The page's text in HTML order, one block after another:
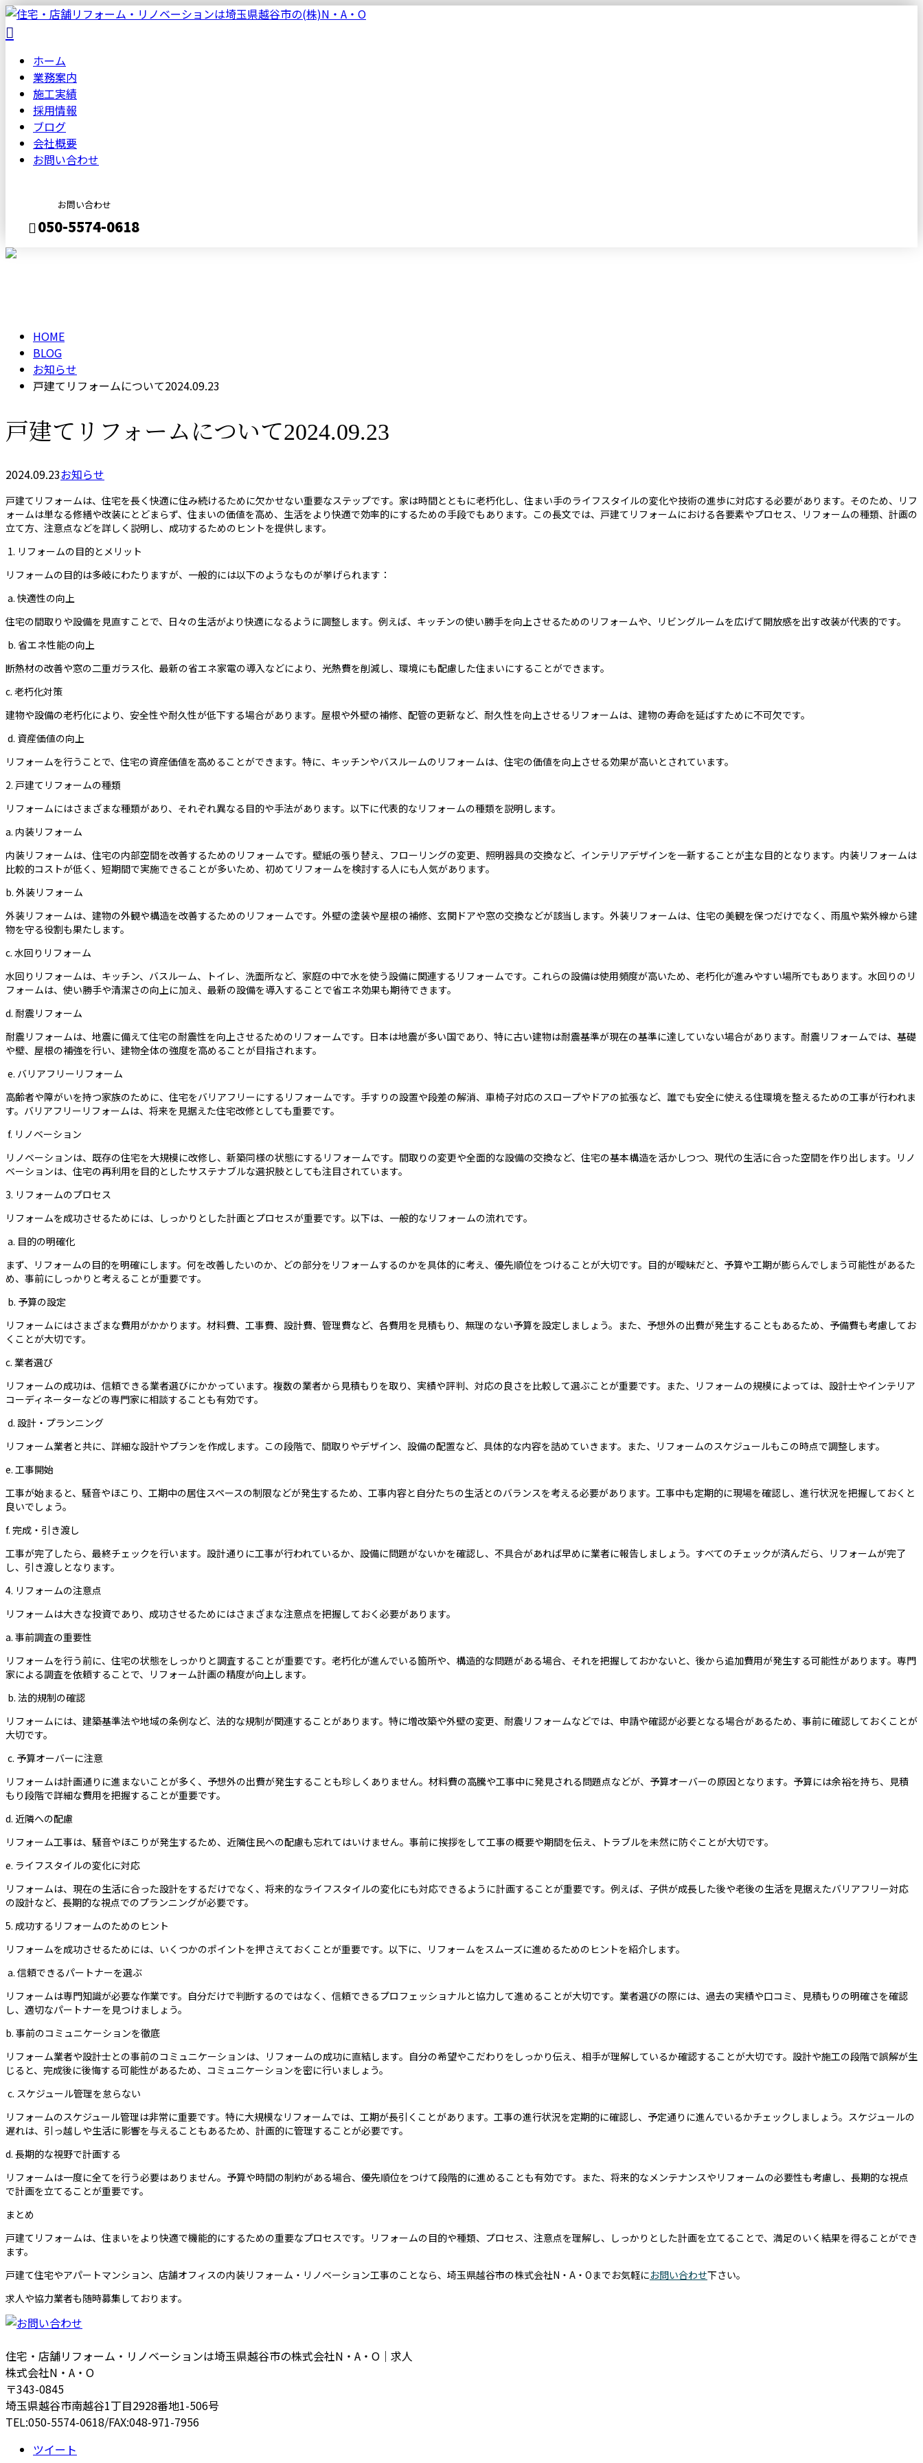
ホーム
業務案内
施工実績
採用情報
ブログ
会社概要
お問い合わせ
お問い合わせ
050-5574-0618
HOME
BLOG
お知らせ
戸建てリフォームについて2024.09.23
戸建てリフォームについて2024.09.23
2024.09.23お知らせ
戸建てリフォームは、住宅を長く快適に住み続けるために欠かせない重要なステップです。家は時間とともに老朽化し、住まい手のライフスタイルの変化や技術の進歩に対応する必要があります。そのため、リフ
ォームは単なる修繕や改装にとどまらず、住まいの価値を高め、生活をより快適で効率的にするための手段でもあります。この長文では、戸建てリフォームにおける各要素やプロセス、リフォームの種類、計画の
立て方、注意点などを詳しく説明し、成功するためのヒントを提供します。
1. リフォームの目的とメリット
リフォームの目的は多岐にわたりますが、一般的には以下のようなものが挙げられます：
a. 快適性の向上
住宅の間取りや設備を見直すことで、日々の生活がより快適になるように調整します。例えば、キッチンの使い勝手を向上させるためのリフォームや、リビングルームを広げて開放感を出す改装が代表的です。
b. 省エネ性能の向上
断熱材の改善や窓の二重ガラス化、最新の省エネ家電の導入などにより、光熱費を削減し、環境にも配慮した住まいにすることができます。
c. 老朽化対策
建物や設備の老朽化により、安全性や耐久性が低下する場合があります。屋根や外壁の補修、配管の更新など、耐久性を向上させるリフォームは、建物の寿命を延ばすために不可欠です。
d. 資産価値の向上
リフォームを行うことで、住宅の資産価値を高めることができます。特に、キッチンやバスルームのリフォームは、住宅の価値を向上させる効果が高いとされています。
2. 戸建てリフォームの種類
リフォームにはさまざまな種類があり、それぞれ異なる目的や手法があります。以下に代表的なリフォームの種類を説明します。
a. 内装リフォーム
内装リフォームは、住宅の内部空間を改善するためのリフォームです。壁紙の張り替え、フローリングの変更、照明器具の交換など、インテリアデザインを一新することが主な目的となります。内装リフォームは
比較的コストが低く、短期間で実施できることが多いため、初めてリフォームを検討する人にも人気があります。
b. 外装リフォーム
外装リフォームは、建物の外観や構造を改善するためのリフォームです。外壁の塗装や屋根の補修、玄関ドアや窓の交換などが該当します。外装リフォームは、住宅の美観を保つだけでなく、雨風や紫外線から建
物を守る役割も果たします。
c. 水回りリフォーム
水回りリフォームは、キッチン、バスルーム、トイレ、洗面所など、家庭の中で水を使う設備に関連するリフォームです。これらの設備は使用頻度が高いため、老朽化が進みやすい場所でもあります。水回りのリ
フォームは、使い勝手や清潔さの向上に加え、最新の設備を導入することで省エネ効果も期待できます。
d. 耐震リフォーム
耐震リフォームは、地震に備えて住宅の耐震性を向上させるためのリフォームです。日本は地震が多い国であり、特に古い建物は耐震基準が現在の基準に達していない場合があります。耐震リフォームでは、基礎
や壁、屋根の補強を行い、建物全体の強度を高めることが目指されます。
e. バリアフリーリフォーム
高齢者や障がいを持つ家族のために、住宅をバリアフリーにするリフォームです。手すりの設置や段差の解消、車椅子対応のスロープやドアの拡張など、誰でも安全に使える住環境を整えるための工事が行われま
す。バリアフリーリフォームは、将来を見据えた住宅改修としても重要です。
f. リノベーション
リノベーションは、既存の住宅を大規模に改修し、新築同様の状態にするリフォームです。間取りの変更や全面的な設備の交換など、住宅の基本構造を活かしつつ、現代の生活に合った空間を作り出します。リノ
ベーションは、住宅の再利用を目的としたサステナブルな選択肢としても注目されています。
3. リフォームのプロセス
リフォームを成功させるためには、しっかりとした計画とプロセスが重要です。以下は、一般的なリフォームの流れです。
a. 目的の明確化
まず、リフォームの目的を明確にします。何を改善したいのか、どの部分をリフォームするのかを具体的に考え、優先順位をつけることが大切です。目的が曖昧だと、予算や工期が膨らんでしまう可能性があるた
め、事前にしっかりと考えることが重要です。
b. 予算の設定
リフォームにはさまざまな費用がかかります。材料費、工事費、設計費、管理費など、各費用を見積もり、無理のない予算を設定しましょう。また、予想外の出費が発生することもあるため、予備費も考慮してお
くことが大切です。
c. 業者選び
リフォームの成功は、信頼できる業者選びにかかっています。複数の業者から見積もりを取り、実績や評判、対応の良さを比較して選ぶことが重要です。また、リフォームの規模によっては、設計士やインテリア
コーディネーターなどの専門家に相談することも有効です。
d. 設計・プランニング
リフォーム業者と共に、詳細な設計やプランを作成します。この段階で、間取りやデザイン、設備の配置など、具体的な内容を詰めていきます。また、リフォームのスケジュールもこの時点で調整します。
e. 工事開始
工事が始まると、騒音やほこり、工期中の居住スペースの制限などが発生するため、工事内容と自分たちの生活とのバランスを考える必要があります。工事中も定期的に現場を確認し、進行状況を把握しておくと
良いでしょう。
f. 完成・引き渡し
工事が完了したら、最終チェックを行います。設計通りに工事が行われているか、設備に問題がないかを確認し、不具合があれば早めに業者に報告しましょう。すべてのチェックが済んだら、リフォームが完了
し、引き渡しとなります。
4. リフォームの注意点
リフォームは大きな投資であり、成功させるためにはさまざまな注意点を把握しておく必要があります。
a. 事前調査の重要性
リフォームを行う前に、住宅の状態をしっかりと調査することが重要です。老朽化が進んでいる箇所や、構造的な問題がある場合、それを把握しておかないと、後から追加費用が発生する可能性があります。専門
家による調査を依頼することで、リフォーム計画の精度が向上します。
b. 法的規制の確認
リフォームには、建築基準法や地域の条例など、法的な規制が関連することがあります。特に増改築や外壁の変更、耐震リフォームなどでは、申請や確認が必要となる場合があるため、事前に確認しておくことが
大切です。
c. 予算オーバーに注意
リフォームは計画通りに進まないことが多く、予想外の出費が発生することも珍しくありません。材料費の高騰や工事中に発見される問題点などが、予算オーバーの原因となります。予算には余裕を持ち、見積
もり段階で詳細な費用を把握することが重要です。
d. 近隣への配慮
リフォーム工事は、騒音やほこりが発生するため、近隣住民への配慮も忘れてはいけません。事前に挨拶をして工事の概要や期間を伝え、トラブルを未然に防ぐことが大切です。
e. ライフスタイルの変化に対応
リフォームは、現在の生活に合った設計をするだけでなく、将来的なライフスタイルの変化にも対応できるように計画することが重要です。例えば、子供が成長した後や老後の生活を見据えたバリアフリー対応
の設計など、長期的な視点でのプランニングが必要です。
5. 成功するリフォームのためのヒント
リフォームを成功させるためには、いくつかのポイントを押さえておくことが重要です。以下に、リフォームをスムーズに進めるためのヒントを紹介します。
a. 信頼できるパートナーを選ぶ
リフォームは専門知識が必要な作業です。自分だけで判断するのではなく、信頼できるプロフェッショナルと協力して進めることが大切です。業者選びの際には、過去の実績や口コミ、見積もりの明確さを確認
し、適切なパートナーを見つけましょう。
b. 事前のコミュニケーションを徹底
リフォーム業者や設計士との事前のコミュニケーションは、リフォームの成功に直結します。自分の希望やこだわりをしっかり伝え、相手が理解しているか確認することが大切です。設計や施工の段階で誤解が生
じると、完成後に後悔する可能性があるため、コミュニケーションを密に行いましょう。
c. スケジュール管理を怠らない
リフォームのスケジュール管理は非常に重要です。特に大規模なリフォームでは、工期が長引くことがあります。工事の進行状況を定期的に確認し、予定通りに進んでいるかチェックしましょう。スケジュールの
遅れは、引っ越しや生活に影響を与えることもあるため、計画的に管理することが必要です。
d. 長期的な視野で計画する
リフォームは一度に全てを行う必要はありません。予算や時間の制約がある場合、優先順位をつけて段階的に進めることも有効です。また、将来的なメンテナンスやリフォームの必要性も考慮し、長期的な視点
で計画を立てることが重要です。
まとめ
戸建てリフォームは、住まいをより快適で機能的にするための重要なプロセスです。リフォームの目的や種類、プロセス、注意点を理解し、しっかりとした計画を立てることで、満足のいく結果を得ることができ
ます。
戸建て住宅やアパートマンション、店舗オフィスの内装リフォーム・リノベーション工事のことなら、埼玉県越谷市の株式会社N・A・Oまでお気軽にお問い合わせ下さい。
求人や協力業者も随時募集しております。
住宅・店舗リフォーム・リノベーションは埼玉県越谷市の株式会社N・A・O｜求人
株式会社N・A・O
〒343-0845
埼玉県越谷市南越谷1丁目2928番地1-506号
TEL:050-5574-0618/FAX:048-971-7956
ツイート